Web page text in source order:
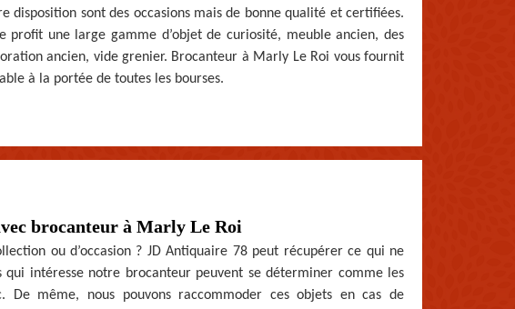
disposition sont des occasions mais de bonne qualité et certifiées.
une large gamme d’objet de curiosité, meuble ancien, des
ancien, vide grenier. Brocanteur à Marly Le Roi vous fournit
à la portée de toutes les bourses.
brocanteur à Marly Le Roi
ou d’occasion ? JD Antiquaire 78 peut récupérer ce qui ne
qui intéresse notre brocanteur peuvent se déterminer comme les
De même, nous pouvons raccommoder ces objets en cas de